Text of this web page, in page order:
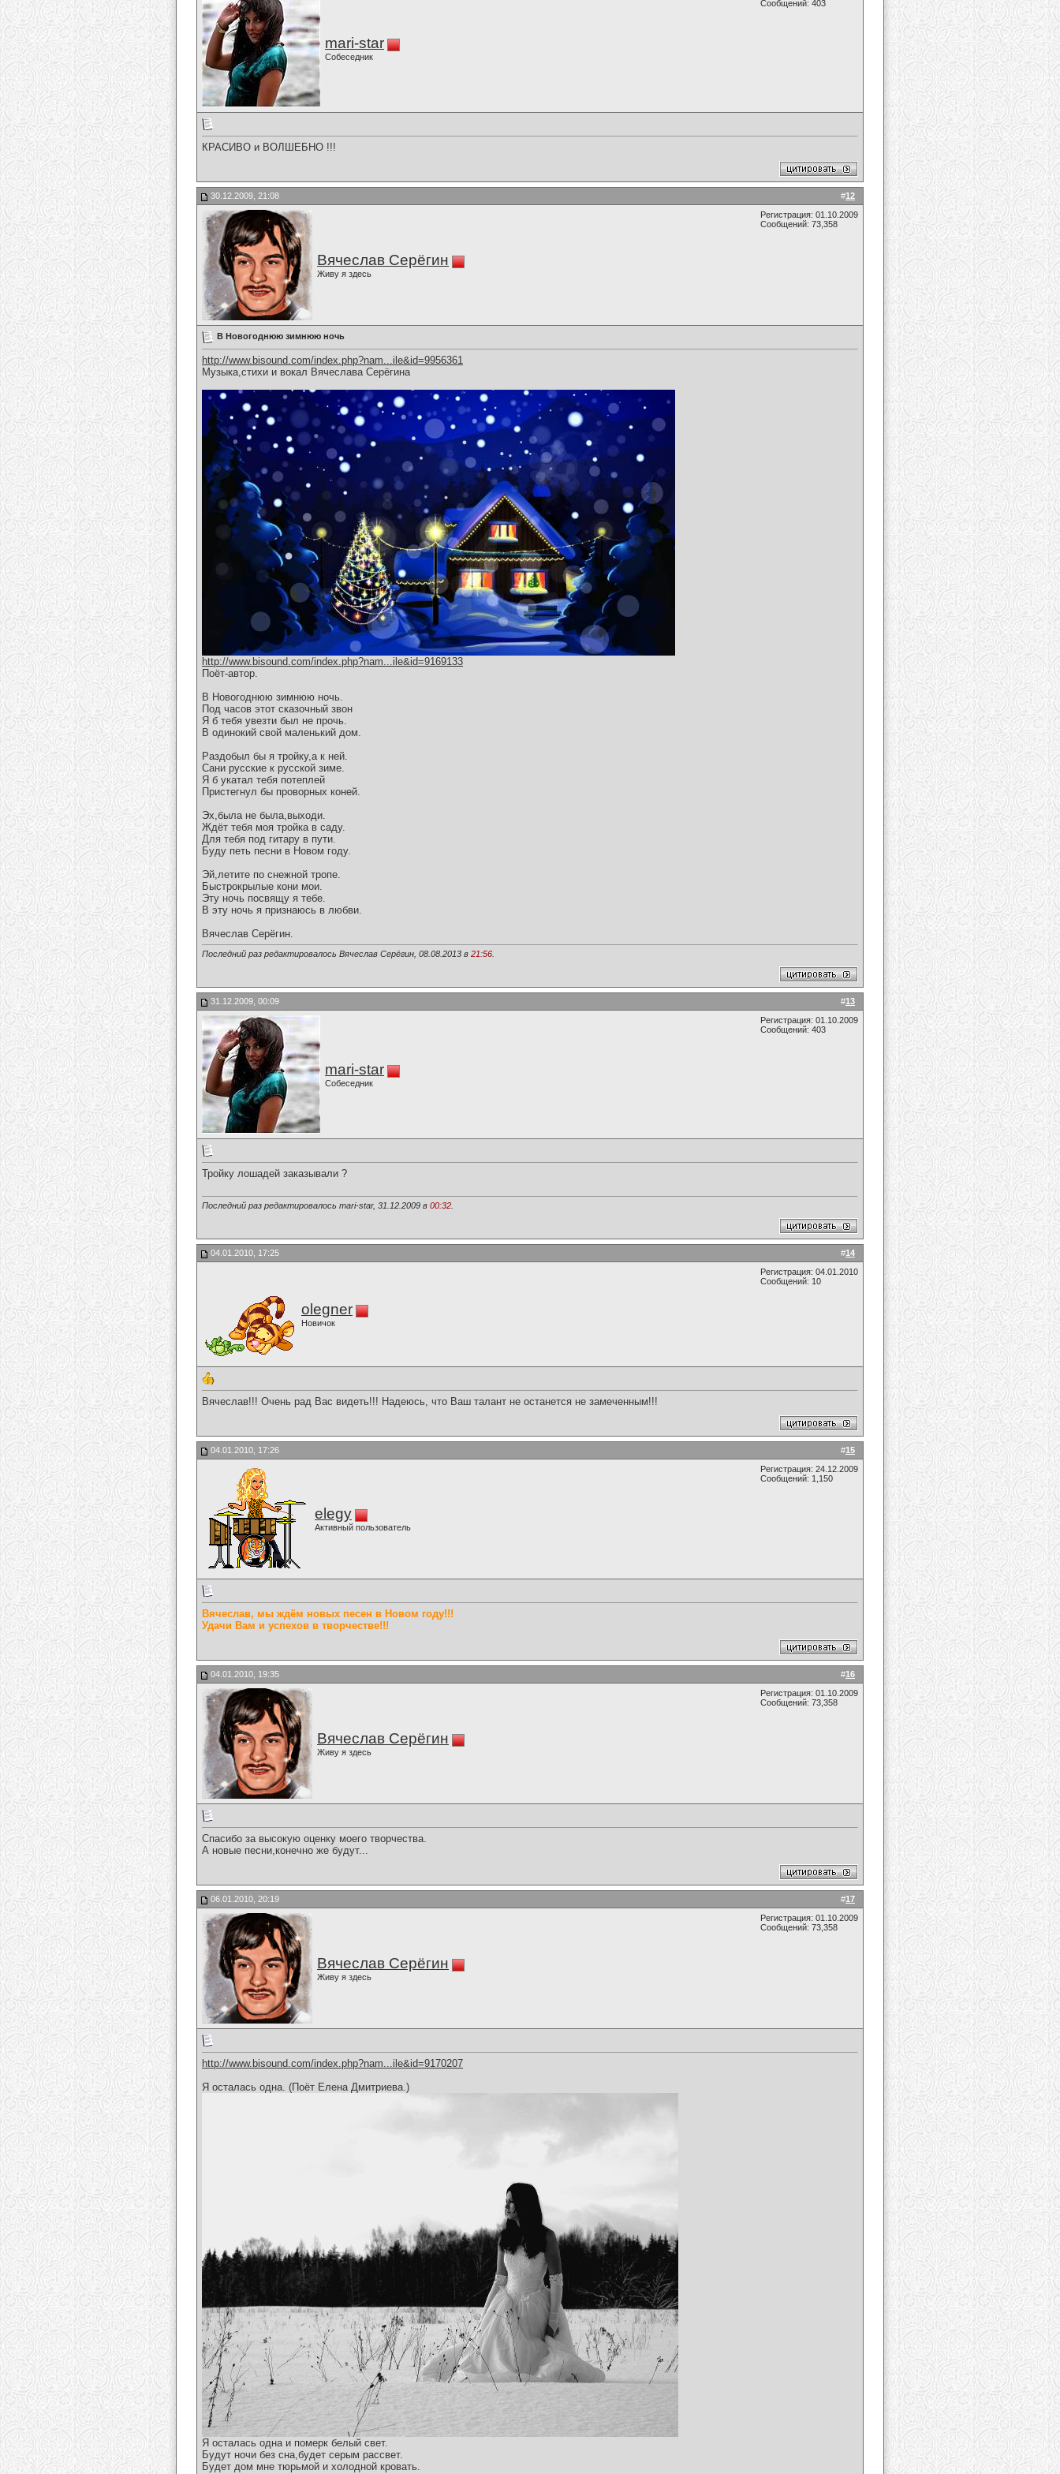
mari-star
Собеседник
Сообщений: 403
КРАСИВО и ВОЛШЕБНО !!!
#12
30.12.2009, 21:08
Вячеслав Серёгин
Живу я здесь
Регистрация: 01.10.2009
Сообщений: 73,358
В Новогоднюю зимнюю ночь
http://www.bisound.com/index.php?nam...ile&id=9956361
Музыка,стихи и вокал Вячеслава Серёгина
http://www.bisound.com/index.php?nam...ile&id=9169133
Поёт-автор.
В Новогоднюю зимнюю ночь.
Под часов этот сказочный звон
Я б тебя увезти был не прочь.
В одинокий свой маленький дом.
Раздобыл бы я тройку,а к ней.
Сани русские к русской зиме.
Я б укатал тебя потеплей
Пристегнул бы проворных коней.
Эх,была не была,выходи.
Ждёт тебя моя тройка в саду.
Для тебя под гитару в пути.
Буду петь песни в Новом году.
Эй,летите по снежной тропе.
Быстрокрылые кони мои.
Эту ночь посвящу я тебе.
В эту ночь я признаюсь в любви.
Вячеслав Серёгин.
Последний раз редактировалось Вячеслав Серёгин, 08.08.2013 в 21:56
#13
31.12.2009, 00:09
mari-star
Собеседник
Регистрация: 01.10.2009
Сообщений: 403
Тройку лошадей заказывали ?
Последний раз редактировалось mari-star, 31.12.2009 в 00:32
#14
04.01.2010, 17:25
olegner
Новичок
Регистрация: 04.01.2010
Сообщений: 10
Вячеслав!!! Очень рад Вас видеть!!! Надеюсь, что Ваш талант не останется не замеченным!!!
#15
04.01.2010, 17:26
elegy
Активный пользователь
Регистрация: 24.12.2009
Сообщений: 1,150
Вячеслав, мы ждём новых песен в Новом году!!!
Удачи Вам и успехов в творчестве!!!
#16
04.01.2010, 19:35
Вячеслав Серёгин
Живу я здесь
Регистрация: 01.10.2009
Сообщений: 73,358
Спасибо за высокую оценку моего творчества.
А новые песни,конечно же будут...
#17
06.01.2010, 20:19
Вячеслав Серёгин
Живу я здесь
Регистрация: 01.10.2009
Сообщений: 73,358
http://www.bisound.com/index.php?nam...ile&id=9170207
Я осталась одна. (Поёт Елена Дмитриева.)
Я осталась одна и померк белый свет.
Будут ночи без сна,будет серым рассвет.
Будет дом мне тюрьмой и холодной кровать.